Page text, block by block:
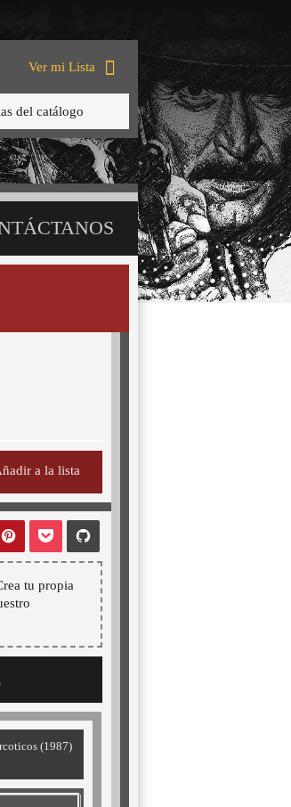
Ver mi Lista
del catálogo
a la lista
tu propia
(1987)